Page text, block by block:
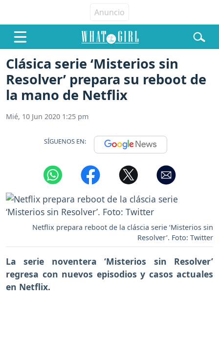
Clásica serie ‘Misterios sin
Resolver’ prepara su reboot de
la mano de Netflix
Mié, 10 Jun 2020 1:25 pm
SÍGUENOS EN:
Netflix prepara reboot de la cláscia serie ‘Misterios sin
Resolver’. Foto: Twitter
La serie noventera ‘Misterios sin Resolver’
regresa con nuevos episodios y casos actuales
en Netflix.